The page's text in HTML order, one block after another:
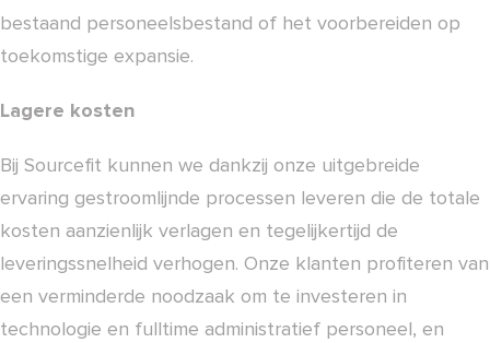
bestaand personeelsbestand of het voorbereiden op
toekomstige expansie.
Lagere kosten
Bij Sourcefit kunnen we dankzij onze uitgebreide
ervaring gestroomlijnde processen leveren die de totale
kosten aanzienlijk verlagen en tegelijkertijd de
leveringssnelheid verhogen. Onze klanten profiteren van
een verminderde noodzaak om te investeren in
technologie en fulltime administratief personeel, en